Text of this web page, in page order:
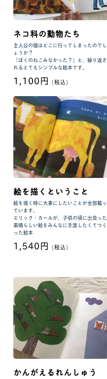
ネコ科の動物たち
主人公の猫はどこに行ってしまったのでし
ょうか？
「ぼくのねこみなかった？」と、繰り返さ
れるとてもシンプルな絵本です。
1,100円 (税込)
絵を描くということ
絵を描く時に大事にしたいことが全部載っ
ています。
エリック・カールが、子供の頃に出会った
素晴らしい絵をみんなに手渡したくてつく
った絵本
1,540円 (税込)
かんがえるれんしゅう